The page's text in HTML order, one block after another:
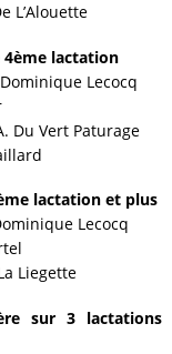
L’Alouette
4ème lactation
Lecocq
Du Vert Paturage
lactation et plus
Lecocq
Liegette
sur 3 lactations